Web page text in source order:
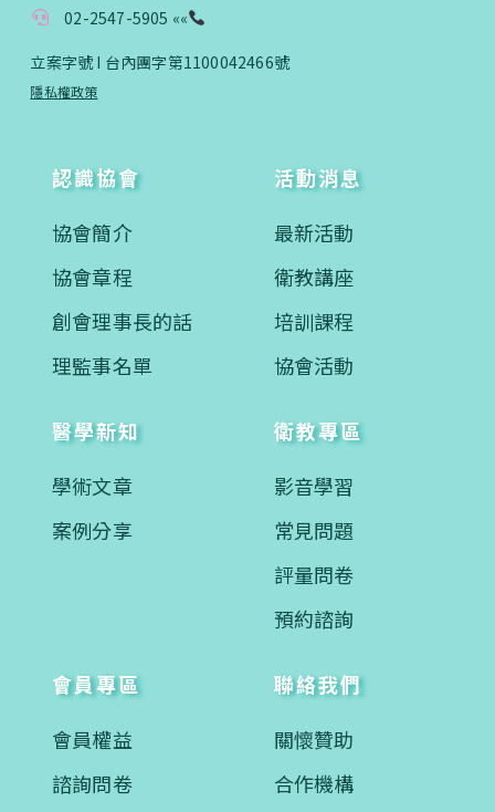
02-2547-5905 ««
立案字號 I 台內團字第1100042466號
隱私權政策
認識協會
協會簡介
協會章程
創會理事長的話
理監事名單
活動消息
最新活動
衛教講座
培訓課程
協會活動
醫學新知
學術文章
案例分享
衛教專區
影音學習
常見問題
評量問卷
預約諮詢
會員專區
會員權益
諮詢問卷
聯絡我們
關懷贊助
合作機構